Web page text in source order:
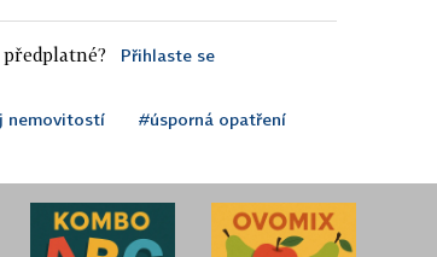
Přihlaste se
nemovitostí #úsporná opatření